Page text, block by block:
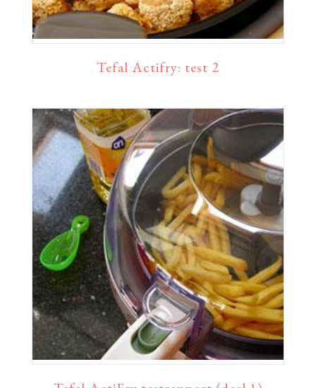
Tefal Actifry: test 2